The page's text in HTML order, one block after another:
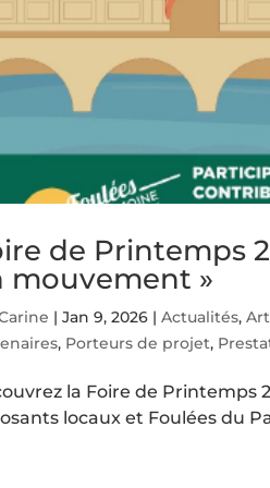
de Printemps
mouvement »
|Jan 9, 2026 |Actualités,
, Porteurs de projet,
la Foire de Printemps
locaux et Foulées du